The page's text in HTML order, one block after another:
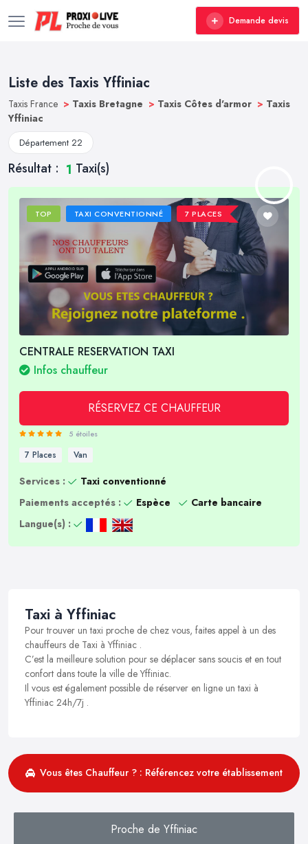
Demande devis
Liste des Taxis Yffiniac
Taxis France > Taxis Bretagne > Taxis Côtes d'armor > Taxis
Yffiniac
Département 22
Résultat : 1 Taxi(s)
TOP TAXI CONVENTIONNÉ 7 PLACES
CENTRALE RESERVATION TAXI
Infos chauffeur
RÉSERVEZ CE CHAUFFEUR
5 étoiles
7 Places Van
Services :
Taxi conventionné
Paiements acceptés :
Espèce
Carte bancaire
Langue(s) :
Taxi à Yffiniac
Pour trouver un taxi proche de chez vous, faites appel à un des
chauffeurs de Taxi à Yffiniac .
C’est la meilleure solution pour se déplacer sans soucis et en tout
confort dans toute la ville de Yffiniac.
Il vous est également possible de réserver en ligne un taxi à
Yffiniac 24h/7j .
Vous êtes Chauffeur ? : Référencez votre établissement
Proche de Yffiniac